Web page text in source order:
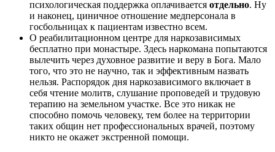
психологическая поддержка оплачивается отдельно. Ну
и наконец, циничное отношение медперсонала в
госбольницах к пациентам известно всем.
О реабилитационном центре для наркозависимых
бесплатно при монастыре. Здесь наркомана попытаются
вылечить через духовное развитие и веру в Бога. Мало
того, что это не научно, так и эффективным назвать
нельзя. Распорядок дня наркозависимого включает в
себя чтение молитв, слушание проповедей и трудовую
терапию на земельном участке. Все это никак не
способно помочь человеку, тем более на территории
таких общин нет профессиональных врачей, поэтому
никто не окажет экстренной помощи.